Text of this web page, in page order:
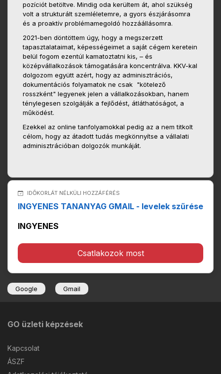
pozíciót betöltve. Mindig oda kerültem át, ahol szükség
volt a strukturált szemléletemre, a gyors észjárásomra
és a proaktív problémamegoldó hozzáállásomra.
2021-ben döntöttem úgy, hogy a megszerzett
tapasztalataimat, képességeimet a saját cégem keretein
belül fogom ezentúl kamatoztatni kis, – és
középvállalkozások támogatására koncentrálva. KKV-kal
dolgozom együtt azért, hogy az adminisztrációs,
dokumentációs folyamatok ne csak "kötelező
rosszként" legyenek jelen a vállalkozásokban, hanem
ténylegesen szolgálják a fejlődést, átláthatóságot, a
működést.
Ezekkel az online tanfolyamokkal pedig az a nem titkolt
célom, hogy az átadott tudás megkönnyítse a vállalati
adminisztrációban dolgozók munkáját.
IDŐKORLÁT NÉLKÜLI HOZZÁFÉRÉS
INGYENES TANANYAG GMAIL - levelek szűrése
INGYENES
Csatlakozok most
Google Gmail
GO üzleti képzések
Kapcsolat
ÁSZF